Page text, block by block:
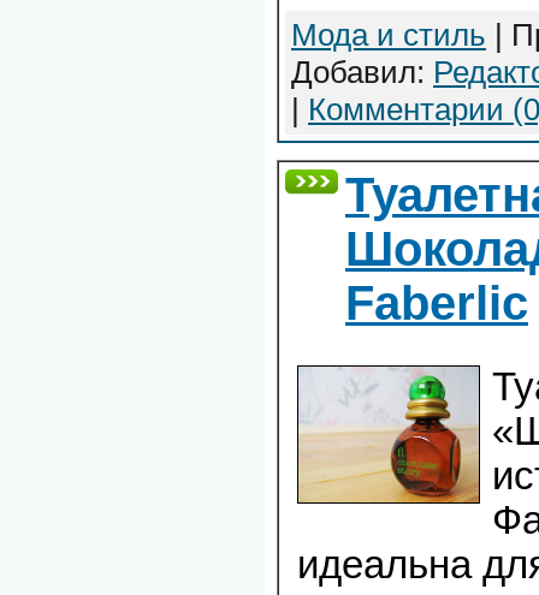
Мода и стиль |
Добавил:
| Комментарии
Faberlic
идеальна